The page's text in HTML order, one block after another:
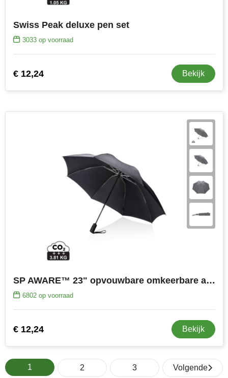
Swiss Peak deluxe pen set
3033op voorraad
€ 12,24 Bekijk
SP AWARE™ 23" opvouwbare omkeerbare auto open/close paraplu
6802op voorraad
€ 12,24 Bekijk
1 2 3 Volgende